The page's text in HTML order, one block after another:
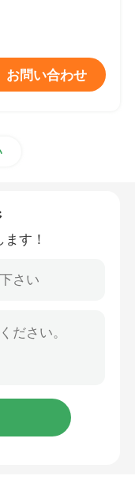
お問い合わせ
す！